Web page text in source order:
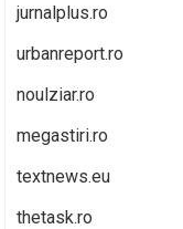
jurnalplus.ro
urbanreport.ro
noulziar.ro
megastiri.ro
textnews.eu
thetask.ro